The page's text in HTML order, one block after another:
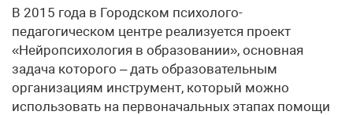
В 2015 года в Городском психолого-
педагогическом центре реализуется проект
«Нейропсихология в образовании», основная
задача которого – дать образовательным
организациям инструмент, который можно
использовать на первоначальных этапах помощи